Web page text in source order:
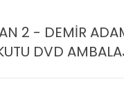
2 - DEMİR
DVD